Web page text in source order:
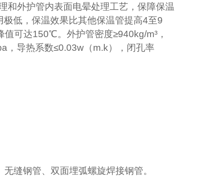
和外护管内表面电晕处理工艺，保障保温
低，保温效果比其他保温管提高4至9
值可达150℃。外护管密度≥940kg/m³，
，导热系数≤0.03w（m.k），闭孔率
缝钢管、双面埋弧螺旋焊接钢管。